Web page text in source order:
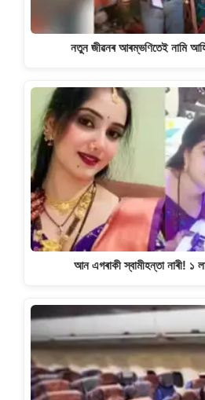
নতুন জীৱনৰ আৰম্ভণিতেই নামি
আন এগৰাকী স্বামীহন্তা নাৰী! ১